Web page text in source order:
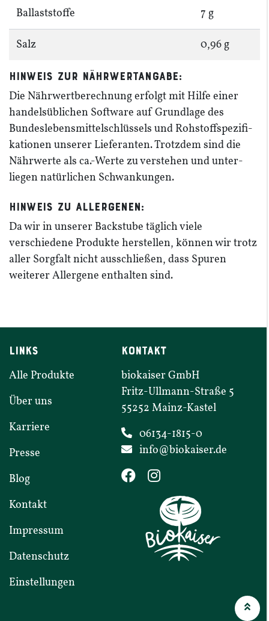
Ballast­stoffe 7 g
Salz 0,96g
Hinweis zur Nährwert­angabe:
Die Nährwert­be­rechnung erfolgt mit Hilfe einer
handels­üb­lichen Software auf Grundlage des
Bundes­le­bens­mit­tel­schlüssels und Rohstoff­spe­zi­fi­
ka­tionen unserer Liefe­ranten. Trotzdem sind die
Nährwerte als ca.-Werte zu verstehen und unter­
liegen natür­lichen Schwan­kungen.
Hinweis zu Aller­genen:
Da wir in unserer Backstube täglich viele
verschiedene Produkte herstellen, können wir trotz
aller Sorgfalt nicht ausschließen, dass Spuren
weiterer Allergene enthalten sind.
KONTAKT
biokaiser GmbH
Fritz-​​Ullmann-​​Straße 5
55252 Mainz-​​Kastel
06134-1815-0
info@​biokaiser.​de
LINKS
Alle Produkte
Über uns
Karriere
Presse
Blog
Kontakt
Impressum
Daten­schutz
Einstel­lungen